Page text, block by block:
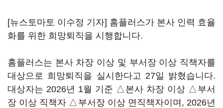
[뉴스토마토 이수정 기자] 홈플러스가 본사 인력 효율
화를 위한 희망퇴직을 시행합니다.
홈플러스는 본사 차장 이상 및 부서장 이상 직책자를
대상으로 희망퇴직을 실시한다고 27일 밝혔습니다.
대상자는 2026년 1월 기준 △본사 차장 이상 △부서
장 이상 직책자 △부서장 이상 면직책자이며, 2026년